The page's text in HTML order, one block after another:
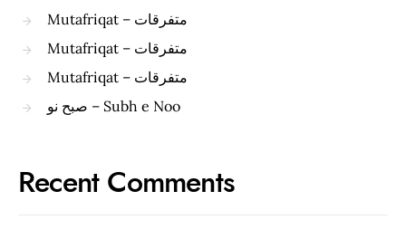
Mutafriqat – متفرقات
Mutafriqat – متفرقات
Mutafriqat – متفرقات
صبح نو – Subh e Noo
Recent Comments